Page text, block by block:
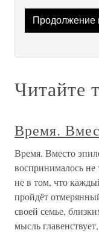
Продолжение
Читайте
Время.
Время. Вместо
воспринималось не
не в том, что
пройдёт
своей семье,
мысль